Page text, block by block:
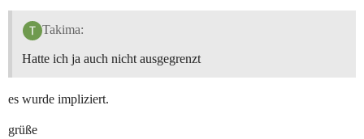
Takima:
Hatte ich ja auch nicht ausgegrenzt
es wurde impliziert.
grüße